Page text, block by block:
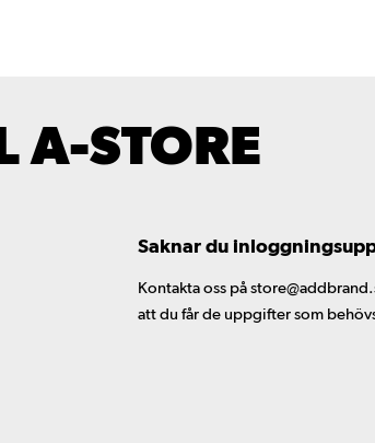
A-STORE
Saknar du
Kontakta oss på
att du får de uppgifter som